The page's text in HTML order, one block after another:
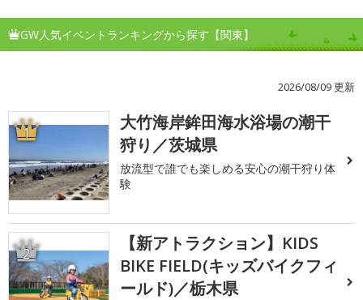
GW人気イベントランキングから探す【関東】
2026/08/09 更新
1
大竹海岸鉾田海水浴場の潮干
狩り／茨城県
放流型で誰でも楽しめる安心の潮干狩り体
験
2
【新アトラクション】KIDS
BIKE FIELD(キッズバイクフィ
ールド)／栃木県